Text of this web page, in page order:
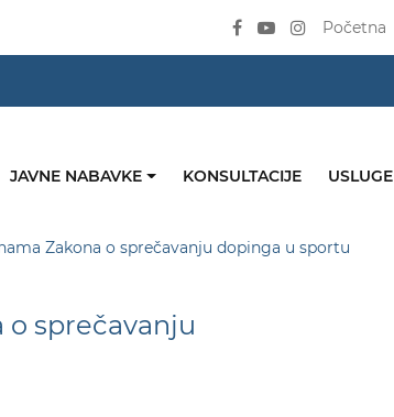
Početna
JAVNE NABAVKE KONSULTACIJE USLUGE
Zakona o sprečavanju dopinga u sportu
o sprečavanju